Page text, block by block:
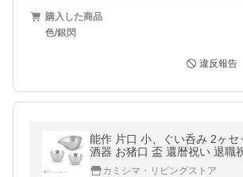
購入した商品
色/銀閃
違反報告
能作 片口 小、ぐい呑み 2ヶ
酒器 お猪口 盃 還暦祝い 退職
の日 ギフト プレゼント
カミシマ・リビングストア